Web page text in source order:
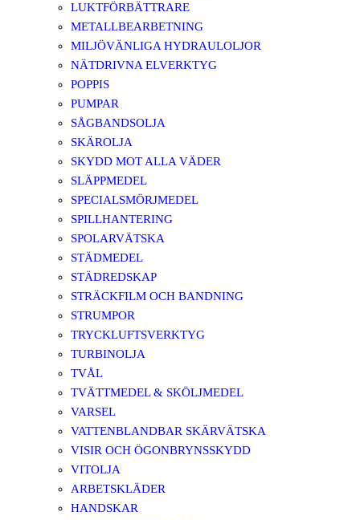
LUKTFÖRBÄTTRARE
METALLBEARBETNING
MILJÖVÄNLIGA HYDRAULOLJOR
NÄTDRIVNA ELVERKTYG
POPPIS
PUMPAR
SÅGBANDSOLJA
SKÄROLJA
SKYDD MOT ALLA VÄDER
SLÄPPMEDEL
SPECIALSMÖRJMEDEL
SPILLHANTERING
SPOLARVÄTSKA
STÄDMEDEL
STÄDREDSKAP
STRÄCKFILM OCH BANDNING
STRUMPOR
TRYCKLUFTSVERKTYG
TURBINOLJA
TVÅL
TVÄTTMEDEL & SKÖLJMEDEL
VARSEL
VATTENBLANDBAR SKÄRVÄTSKA
VISIR OCH ÖGONBRYNSSKYDD
VITOLJA
ARBETSKLÄDER
HANDSKAR